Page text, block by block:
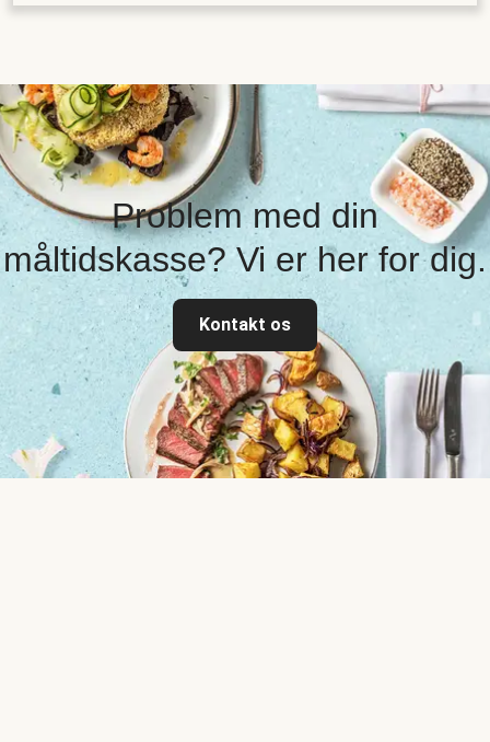
Problem med din
måltidskasse? Vi er her for dig.
Kontakt os